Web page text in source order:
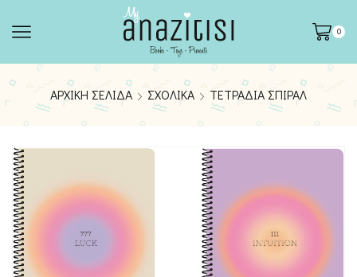
0
ΑΡΧΙΚΉ ΣΕΛΊΔΑ ΣΧΟΛΙΚΆ ΤΕΤΡΆΔΙΑ ΣΠΙΡΆΛ